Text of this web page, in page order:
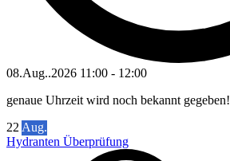
08.Aug..2026 11:00 - 12:00
genaue Uhrzeit wird noch bekannt gegeben!
22 Aug.
Hydranten Überprüfung